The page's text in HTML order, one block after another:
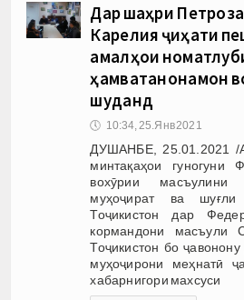
Дар шаҳри
Карелия ҷиҳати
амалҳои
ҳамватанонамон
шуданд
🕔 10:34, 25.Янв 2021
ДУШАНБЕ, 25.01.2021 /
минтақаҳои гуногуни
вохӯрии масъулини
муҳоҷират ва шуғли
Тоҷикистон дар
кормандони масъули
Тоҷикистон бо
муҳоҷирони меҳнатӣ
хабарнигори махсуси